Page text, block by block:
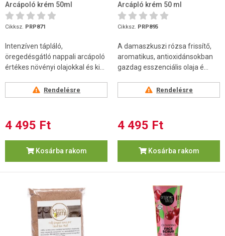
Arcápoló krém 50ml
Cikksz. PRP871
Intenzíven tápláló,
öregedésgátló nappali arcápoló
értékes növényi olajokkal és ki...
Rendelésre
4 495 Ft
Kosárba rakom
Arcápló krém 50 ml
Cikksz. PRP895
A damaszkuszi rózsa frissítő,
aromatikus, antioxidánsokban
gazdag esszenciális olaja é...
Rendelésre
4 495 Ft
Kosárba rakom